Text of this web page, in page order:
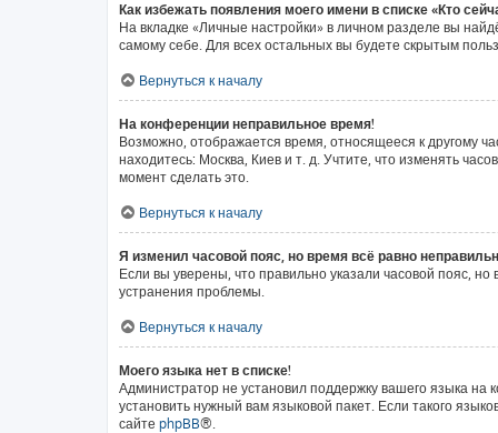
Как избежать появления моего имени в списке «Кто
На вкладке «Личные настройки» в личном разделе вы
самому себе. Для всех остальных вы будете скрытым
Вернуться к началу
На конференции неправильное время!
Возможно, отображается время, относящееся к другому
находитесь: Москва, Киев и т. д. Учтите, что изменять
момент сделать это.
Вернуться к началу
Я изменил часовой пояс, но время всё равно
Если вы уверены, что правильно указали часовой пояс,
устранения проблемы.
Вернуться к началу
Моего языка нет в списке!
Администратор не установил поддержку вашего языка
установить нужный вам языковой пакет. Если такого
сайте phpBB®.